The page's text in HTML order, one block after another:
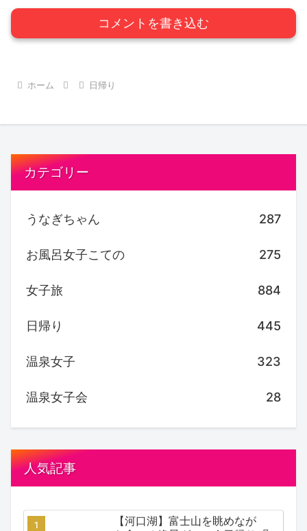
コメントを書き込む
ホーム 日帰り
カテゴリー
うなぎちゃん 287
お風呂女子こての 275
女子旅 884
日帰り 445
温泉女子 323
温泉女子会 28
人気記事
【河口湖】富士山を眺めなが